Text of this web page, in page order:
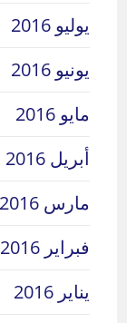
يوليو 2016
يونيو 2016
مايو 2016
أبريل 2016
مارس 2016
فبراير 2016
يناير 2016